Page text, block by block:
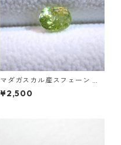
マダガスカル産スフェーン オ
ーバルカットルース 0.93ct 6.
3mm*4.7mm*3.7mm
¥2,500